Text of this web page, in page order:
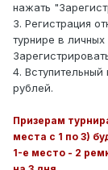
нажать
3. Регистрация
турнире в
4.
рублей.
Призерам
места с 1 по 3)
1-е место - 2